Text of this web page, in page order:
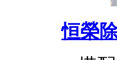
恒榮